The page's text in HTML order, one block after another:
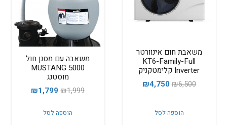
משאבת חום אינוורטר
KT6-Family-Full
Inverter קלימטקניק
₪6,500
המחיר
היה:
₪4,750
הוספה לסל
משאבה עם מסנן חול
5000 MUSTANG
מוסטנג
₪1,999
המחיר
היה:
₪1,799
המחיר
הוספה לסל